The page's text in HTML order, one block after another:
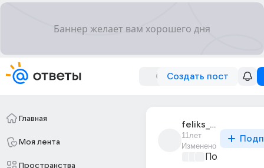
Создать пост
Главная
Моя лента
Пространства
feliks_nikolaev_10
11лет
Изменено